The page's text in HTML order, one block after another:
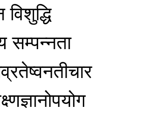
विशुद्धि
सम्पन्नता